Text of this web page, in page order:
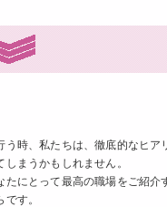
う時、私たちは、徹底的なヒア
まうかもしれません。
たにとって最高の職場をご紹介
す。